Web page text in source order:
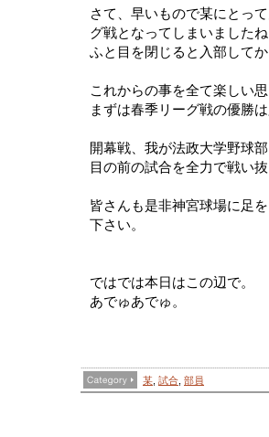
さて、早いもので某にとっ
グ戦となってしまいました
ふと目を閉じると入部して
これからの事を全て楽しい
まずは春季リーグ戦の優勝
開幕戦、我が法政大学野球
目の前の試合を全力で戦い
皆さんも是非神宮球場に足
下さい。
ではでは本日はこの辺で。
あでゅあでゅ。
某 試合 部員